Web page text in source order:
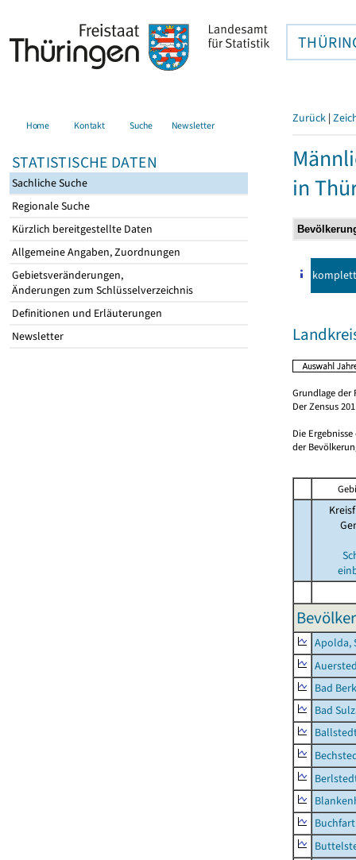
Home Kontakt Suche Newsletter
STATISTISCHE DATEN
Sachliche Suche
Regionale Suche
Kürzlich bereitgestellte Daten
Allgemeine Angaben, Zuordnungen
Gebietsveränderungen,
Änderungen zum Schlüsselverzeichnis
Definitionen und Erläuterungen
Newsletter
Zurück |
in
komplett
Grundlage der
Der Zensus
Die
der
Apolda,
Bad
Bad
Buchfart